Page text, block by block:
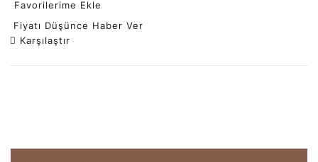
Favorilerime Ekle
Fiyatı Düşünce Haber Ver
Karşılaştır